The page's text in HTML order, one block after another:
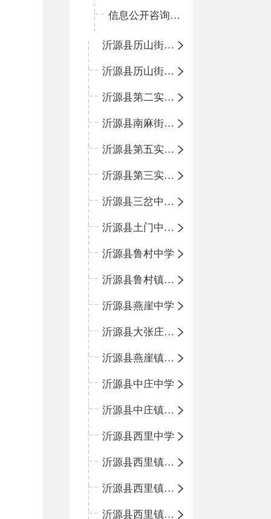
信息公开咨询指南
沂源县历山街道办事处荆山路小学
沂源县历山街道办事处鲁山路小学
沂源县第二实验中学
沂源县南麻街道办事处中心小学
沂源县第五实验小学
沂源县第三实验小学
沂源县三岔中心学校
沂源县土门中心学校
沂源县鲁村中学
沂源县鲁村镇中心小学
沂源县燕崖中学
沂源县大张庄中心学校
沂源县燕崖镇中心小学
沂源县中庄中学
沂源县中庄镇中心小学
沂源县西里中学
沂源县西里镇中心小学
沂源县西里镇柳枝峪回民小学
沂源县西里镇金星完全小学